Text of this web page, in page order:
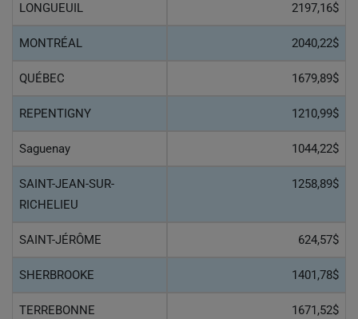
LONGUEUIL 2197,16$
MONTRÉAL 2040,22$
QUÉBEC 1679,89$
REPENTIGNY 1210,99$
Saguenay 1044,22$
SAINT-JEAN-SUR-
RICHELIEU
1258,89$
SAINT-JÉRÔME 624,57$
SHERBROOKE 1401,78$
TERREBONNE 1671,52$